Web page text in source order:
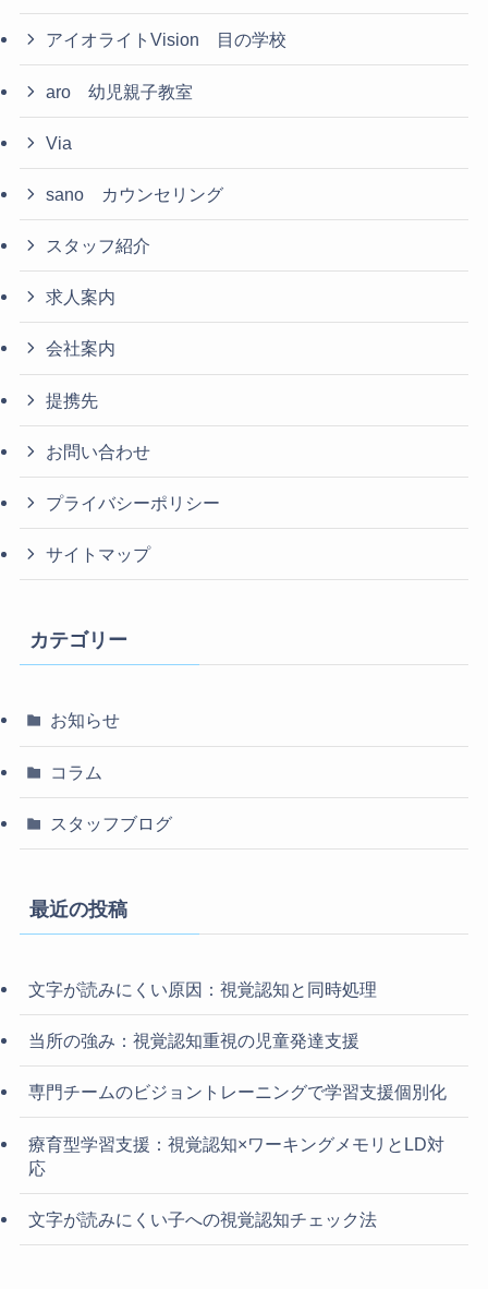
アイオライトVision 目の学校
aro 幼児親子教室
Via
sano カウンセリング
スタッフ紹介
求人案内
会社案内
提携先
お問い合わせ
プライバシーポリシー
サイトマップ
カテゴリー
お知らせ
コラム
スタッフブログ
最近の投稿
文字が読みにくい原因：視覚認知と同時処理
当所の強み：視覚認知重視の児童発達支援
専門チームのビジョントレーニングで学習支援個別化
療育型学習支援：視覚認知×ワーキングメモリとLD対
応
文字が読みにくい子への視覚認知チェック法